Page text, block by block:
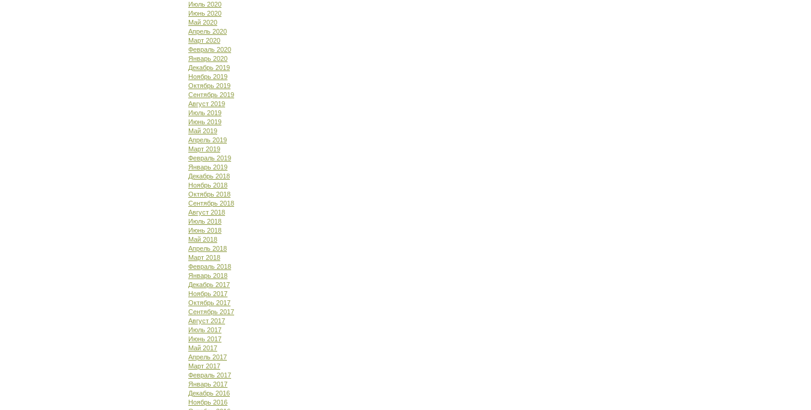
Июль 2020
Июнь 2020
Май 2020
Апрель 2020
Март 2020
Февраль 2020
Январь 2020
Декабрь 2019
Ноябрь 2019
Октябрь 2019
Сентябрь 2019
Август 2019
Июль 2019
Июнь 2019
Май 2019
Апрель 2019
Март 2019
Февраль 2019
Январь 2019
Декабрь 2018
Ноябрь 2018
Октябрь 2018
Сентябрь 2018
Август 2018
Июль 2018
Июнь 2018
Май 2018
Апрель 2018
Март 2018
Февраль 2018
Январь 2018
Декабрь 2017
Ноябрь 2017
Октябрь 2017
Сентябрь 2017
Август 2017
Июль 2017
Июнь 2017
Май 2017
Апрель 2017
Март 2017
Февраль 2017
Январь 2017
Декабрь 2016
Ноябрь 2016